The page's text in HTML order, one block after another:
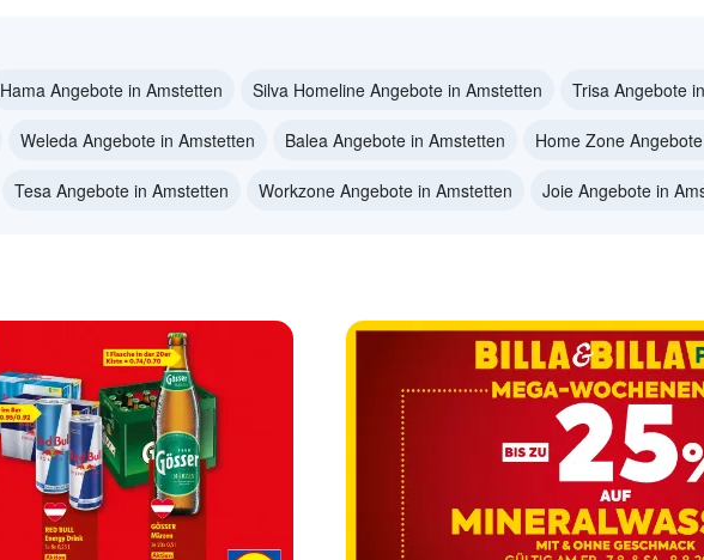
Hama Angebote in Amstetten Silva Homeline Angebote in Amstetten Trisa Angebote
Weleda Angebote in Amstetten Balea Angebote in Amstetten Home Zone
Tesa Angebote in Amstetten Workzone Angebote in Amstetten Joie Angebote in